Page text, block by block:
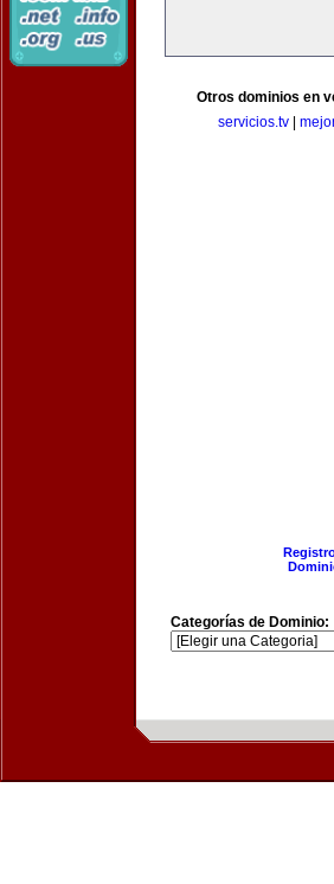
Otros dominios en
servicios.tv|
Categorías de Dominio: